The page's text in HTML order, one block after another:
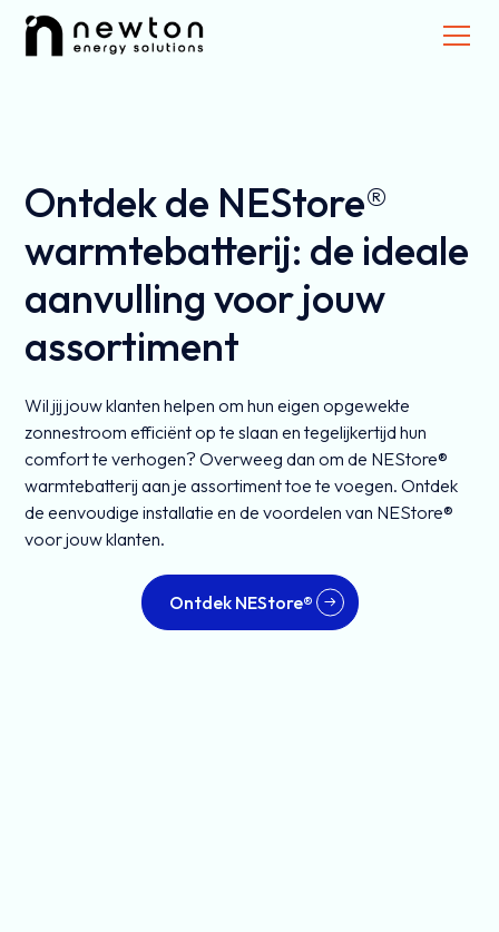
Ontdek de NEStore®
warmtebatterij: de ideale
aanvulling voor jouw
assortiment
Wil jij jouw klanten helpen om hun eigen opgewekte
zonnestroom efficiënt op te slaan en tegelijkertijd hun
comfort te verhogen? Overweeg dan om de NEStore®
warmtebatterij aan je assortiment toe te voegen. Ontdek
de eenvoudige installatie en de voordelen van NEStore®
voor jouw klanten.
Ontdek NEStore®